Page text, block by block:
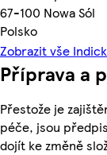
67-100 Nowa Sól
Polsko
Zobrazit vše
Příprava a
Přestože je
péče, jsou
dojít ke změně